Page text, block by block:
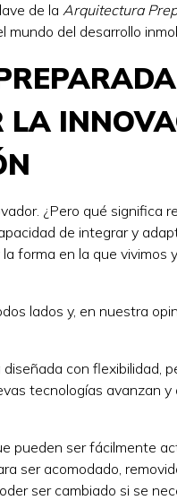
de la Arquitectura
del desarrollo
¿Pero qué significa
de integrar y
forma en la que vivimos
lados y, en nuestra
con flexibilidad,
tecnologías avanzan
pueden ser fácilmente
ser acomodado,
ser cambiado si se